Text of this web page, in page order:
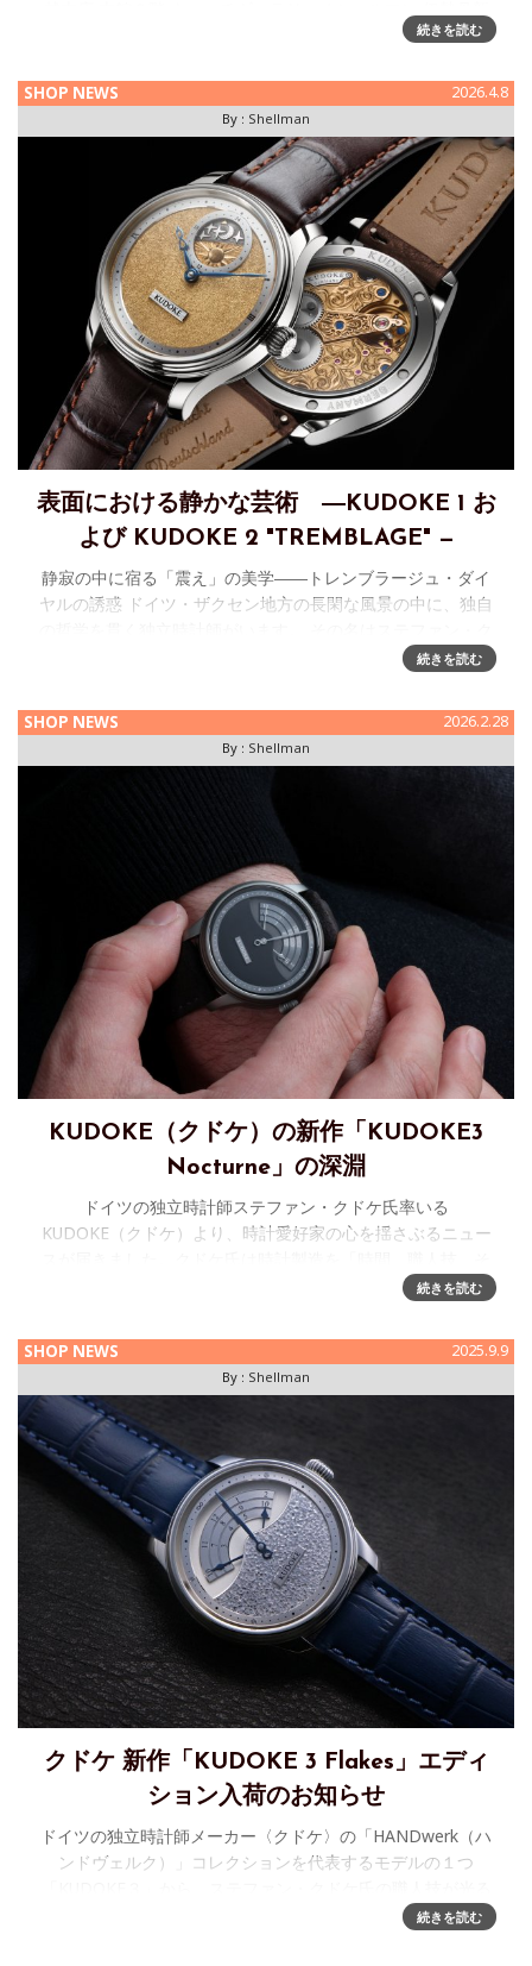
宿店・銀座三越店にてご好評をいただいております、ドイツ
続きを読む
SHOP NEWS 2026.4.8
By : Shellman
表面における静かな芸術 ―KUDOKE 1 お
よび KUDOKE 2 "TREMBLAGE" —
静寂の中に宿る「震え」の美学――トレンブラージュ・ダイ
ヤルの誘惑 ドイツ・ザクセン地方の長閑な風景の中に、独自
ドケ。彼の手から生み出されるタイムピースは、過度な装飾
続きを読む
SHOP NEWS 2026.2.28
By : Shellman
KUDOKE（クドケ）の新作「KUDOKE3
Nocturne」の深淵
ドイツの独立時計師ステファン・クドケ氏率いる
KUDOKE（クドケ）より、時計愛好家の心を揺さぶるニュー
して姿勢の相互作用」であると定義しており、今回発表され
続きを読む
SHOP NEWS 2025.9.9
By : Shellman
クドケ 新作「KUDOKE 3 Flakes」エディ
ション入荷のお知らせ
ドイツの独立時計師メーカー〈クドケ〉の「HANDwerk（ハ
ンドヴェルク）」コレクションを代表するモデルの１つ
「Flakes（フレイクス）」エディションが入荷しました。 詳
続きを読む